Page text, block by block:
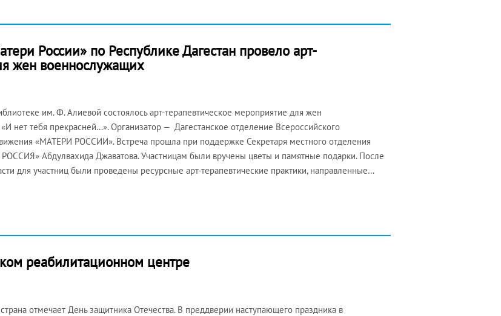
России» по Республике Дагестан провело арт-
жен военнослужащих
им. Ф. Алиевой состоялось арт-терапевтическое мероприятие для жен
нет тебя прекрасней…». Организатор — Дагестанское отделение Всероссийского
«МАТЕРИ РОССИИ». Встреча прошла при поддержке Секретаря местного отделения
Абдулвахида Джаватова. Участницам были вручены цветы и памятные подарки. После
для участниц были проведены ресурсные арт-терапевтические практики, направленные…
реабилитационном центре
отмечает День защитника Отечества. В преддверии наступающего праздника в